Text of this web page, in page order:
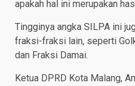
apakah hal ini merupakan
Tingginya angka SILPA ini
fraksi-fraksi lain, seperti
dan Fraksi Damai.
Ketua DPRD Kota Malang,